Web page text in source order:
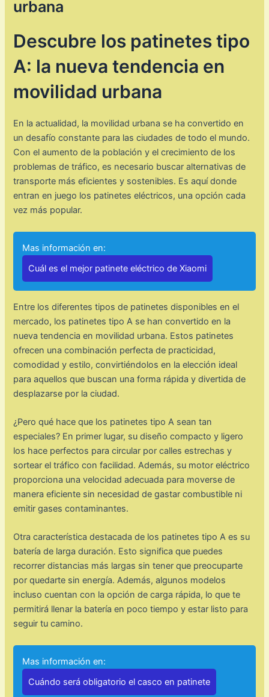
urbana
Descubre los patinetes tipo
A: la nueva tendencia en
movilidad urbana
En la actualidad, la movilidad urbana se ha convertido en
un desafío constante para las ciudades de todo el mundo.
Con el aumento de la población y el crecimiento de los
problemas de tráfico, es necesario buscar alternativas de
transporte más eficientes y sostenibles. Es aquí donde
entran en juego los patinetes eléctricos, una opción cada
vez más popular.
Mas información en:
Cuál es el mejor patinete eléctrico de Xiaomi
Entre los diferentes tipos de patinetes disponibles en el
mercado, los patinetes tipo A se han convertido en la
nueva tendencia en movilidad urbana. Estos patinetes
ofrecen una combinación perfecta de practicidad,
comodidad y estilo, convirtiéndolos en la elección ideal
para aquellos que buscan una forma rápida y divertida de
desplazarse por la ciudad.
¿Pero qué hace que los patinetes tipo A sean tan
especiales? En primer lugar, su diseño compacto y ligero
los hace perfectos para circular por calles estrechas y
sortear el tráfico con facilidad. Además, su motor eléctrico
proporciona una velocidad adecuada para moverse de
manera eficiente sin necesidad de gastar combustible ni
emitir gases contaminantes.
Otra característica destacada de los patinetes tipo A es su
batería de larga duración. Esto significa que puedes
recorrer distancias más largas sin tener que preocuparte
por quedarte sin energía. Además, algunos modelos
incluso cuentan con la opción de carga rápida, lo que te
permitirá llenar la batería en poco tiempo y estar listo para
seguir tu camino.
Mas información en:
Cuándo será obligatorio el casco en patinete